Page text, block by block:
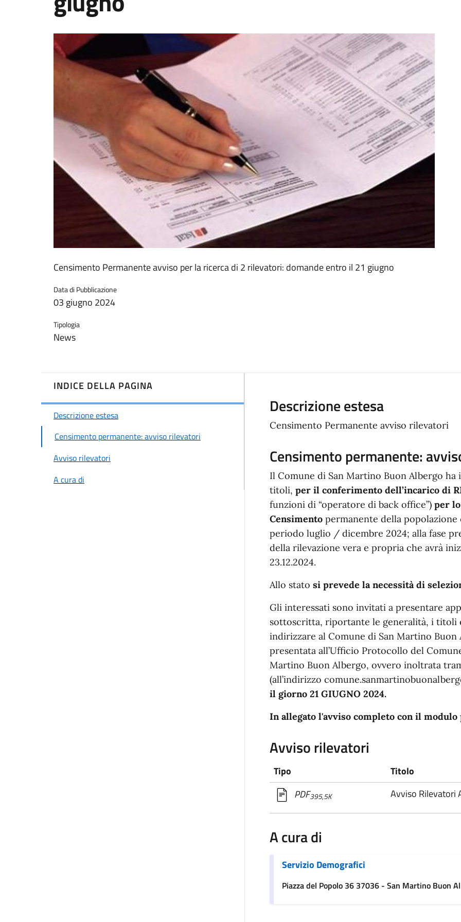
Censimento Permanente avviso per la ricerca di 2 rilevatori: domande entro il 21 giugno
Data di Pubblicazione
03 giugno 2024
Tipologia
News
INDICE DELLA PAGINA
Descrizione estesa
Censimento permanente: avviso rilevatori
Avviso rilevatori
A cura di
Descrizione estesa
Censimento Permanente avviso rilevatori
Censimento permanente:
Il Comune di San Martino Buon Albergo
titoli, per il conferimento dell’incarico di
funzioni di “operatore di back office”) per
Censimentopermanente della popolazione
periodo luglio / dicembre 2024; alla fase
della rilevazione vera e propria che avrà
23.12.2024.
Allo stato si prevede la necessità di
Gli interessati sono invitati a presentare
sottoscritta, riportante le generalità, i titoli
indirizzare al Comune di San Martino
presentata all’Ufficio Protocollo del
Martino Buon Albergo, ovvero inoltrata
(all’indirizzo
il giorno 21 GIUGNO 2024.
In allegato l'avviso completo con il
Avviso rilevatori
Tipo
Titolo
PDF395,5K Avviso Rilevatori
A cura di
Servizio Demografici
Piazza del Popolo 36 37036 - San Martino Buon